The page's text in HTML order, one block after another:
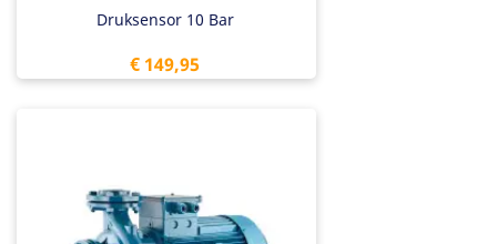
Druksensor 10 Bar
Prijs
€ 149,95